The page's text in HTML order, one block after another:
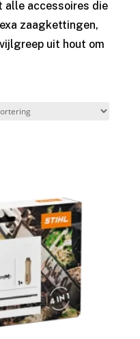
alle accessoires die
zaagkettingen,
uit hout om